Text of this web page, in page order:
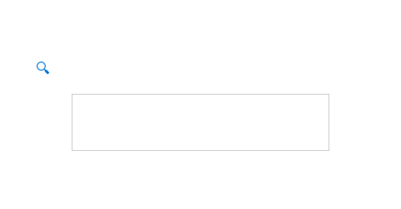
🔍